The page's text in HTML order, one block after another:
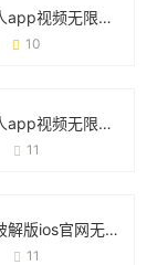
丝瓜视频人app视频无限看ios福利版：如何用一款工具满足追剧需求？
10
丝瓜视频人app视频无限看污：你需要了解的5个真相
11
丝瓜污版破解版ios官网无限观看的真相与风险指南
11